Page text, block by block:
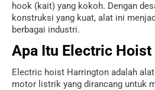
hook (kait) yang kokoh. Dengan
konstruksi yang kuat, alat ini
berbagai industri.
Apa Itu Electric
Electric hoist Harrington adalah
motor listrik yang dirancang untuk